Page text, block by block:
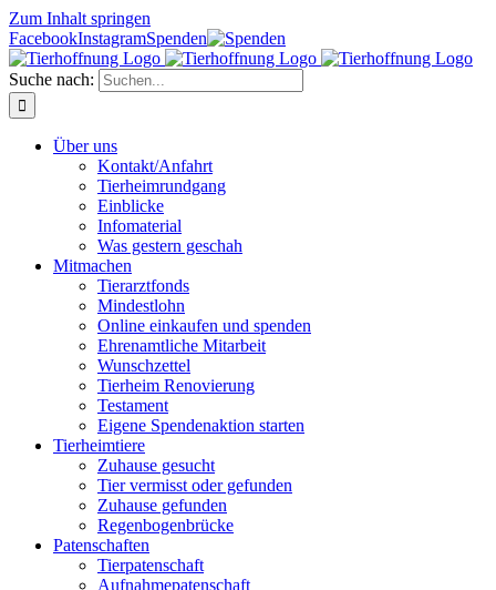
Zum Inhalt springen
FacebookInstagramSpenden
Suche nach:
Über uns
Kontakt/Anfahrt
Tierheimrundgang
Einblicke
Infomaterial
Was gestern geschah
Mitmachen
Tierarztfonds
Mindestlohn
Online einkaufen und spenden
Ehrenamtliche Mitarbeit
Wunschzettel
Tierheim Renovierung
Testament
Eigene Spendenaktion starten
Tierheimtiere
Zuhause gesucht
Tier vermisst oder gefunden
Zuhause gefunden
Regenbogenbrücke
Patenschaften
Tierpatenschaft
Aufnahmepatenschaft